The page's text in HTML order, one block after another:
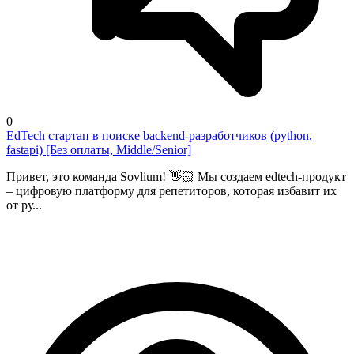
0
EdTech стартап в поиске backend-разработчиков (python,
fastapi) [Без оплаты, Middle/Senior]
Привет, это команда Sovlium! 👋🏻 Мы создаем edtech-продукт
– цифровую платформу для репетиторов, которая избавит их
от ру...